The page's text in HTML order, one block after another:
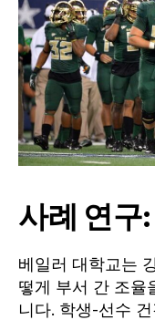
사례 연구
베일러 대학교는
떻게 부서 간 조율
니다. 학생-선수